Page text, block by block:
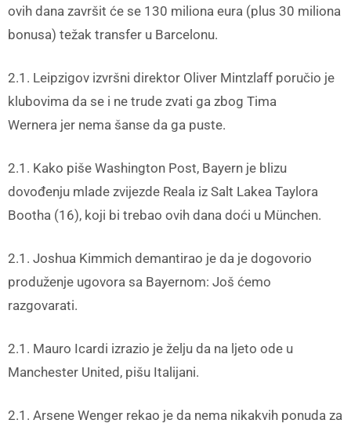
ovih dana završit će se 130 miliona eura (plus 30 miliona
bonusa) težak transfer u Barcelonu.
2.1. Leipzigov izvršni direktor Oliver Mintzlaff poručio je
klubovima da se i ne trude zvati ga zbog Tima
Wernera jer nema šanse da ga puste.
2.1. Kako piše Washington Post, Bayern je blizu
dovođenju mlade zvijezde Reala iz Salt Lakea Taylora
Bootha (16), koji bi trebao ovih dana doći u München.
2.1. Joshua Kimmich demantirao je da je dogovorio
produženje ugovora sa Bayernom: Još ćemo
razgovarati.
2.1. Mauro Icardi izrazio je želju da na ljeto ode u
Manchester United, pišu Italijani.
2.1. Arsene Wenger rekao je da nema nikakvih ponuda za